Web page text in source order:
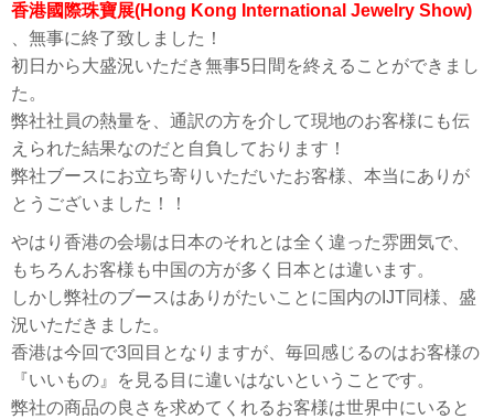
香港國際珠寶展(Hong Kong International Jewelry Show)
、無事に終了致しました！
初日から大盛況いただき無事5日間を終えることができまし
た。
弊社社員の熱量を、通訳の方を介して現地のお客様にも伝
えられた結果なのだと自負しております！
弊社ブースにお立ち寄りいただいたお客様、本当にありが
とうございました！！
やはり香港の会場は日本のそれとは全く違った雰囲気で、
もちろんお客様も中国の方が多く日本とは違います。
しかし弊社のブースはありがたいことに国内のIJT同様、盛
況いただきました。
香港は今回で3回目となりますが、毎回感じるのはお客様の
『いいもの』を見る目に違いはないということです。
弊社の商品の良さを求めてくれるお客様は世界中にいると